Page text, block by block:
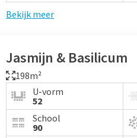
Bekijk meer
Jasmijn & Basilicum
198m²
U-vorm
52
School
90